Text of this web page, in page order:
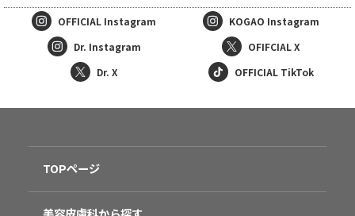
OFFICIAL Instagram KOGAO Instagram
Dr. Instagram
OFIFCIAL X
Dr. X
OFFICIAL TikTok
TOPページ